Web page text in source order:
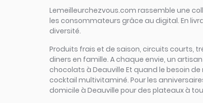
Lemeilleurchezvous.com rassemble une
les consommateurs grâce au digital. En
diversité.
Produits frais et de saison, circuits courts,
diners en famille. A chaque envie, un
chocolats à Deauville Et quand le besoin
cocktail multivitaminé. Pour les
domicile à Deauville pour des plateaux à